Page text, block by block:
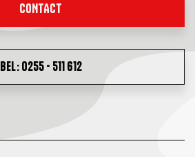
CONTACT
BEL: 0255 - 511 612